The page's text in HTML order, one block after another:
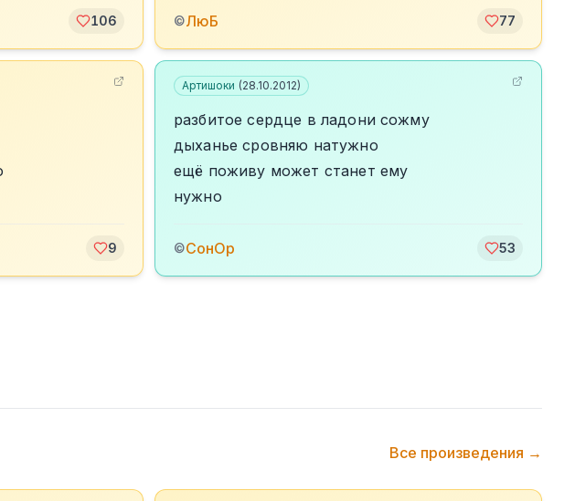
106 ©ЛюБ 77
9
Артишоки (28.10.2012)
разбитое сердце в ладони сожму
дыханье сровняю натужно
ещё поживу может станет ему
нужно
©СонОр 53
Все произведения →